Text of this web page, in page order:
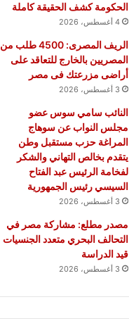
الحكومة كشف الحقيقة كاملة
4 أغسطس، 2026
الريف المصرى: 4500 طلب من
المصريين بالخارج للتعاقد على
أراضى مزرعتك فى مصر
3 أغسطس، 2026
النائب سامي سوس عضو
مجلس النواب عن سوهاج
المراغة حزب مستقبل وطن
يتقدم بخالص التهاني والشكر
لفخامة الرئيس عبد الفتاح
السيسي رئيس الجمهورية
3 أغسطس، 2026
مصدر مطلع: مشاركة مصر في
التحالف البحري متعدد الجنسيات
قيد الدراسة
3 أغسطس، 2026